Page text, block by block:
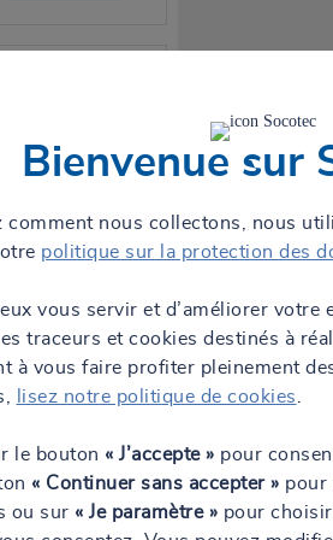
Le
08:30
Val de
à 08:30
Bienvenue sur
comment nous collectons, nous
politique sur la protection des
vous servir et d’améliorer votre
traceurs et cookies destinés à
à vous faire profiter pleinement
lisez notre politique de cookies
le bouton « J’accepte » pour
« Continuer sans accepter » pour
ou sur « Je paramètre » pour